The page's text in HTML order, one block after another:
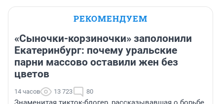
РЕКОМЕНДУЕМ
«Сыночки-корзиночки» заполонили
Екатеринбург: почему уральские
парни массово оставили жен без
цветов
14 часов 13 723 80